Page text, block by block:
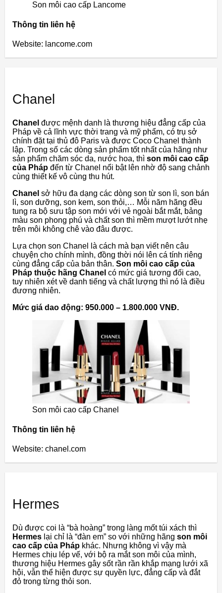
Son môi cao cấp Lancome
Thông tin liên hệ
Website: lancome.com
Chanel
Chanel được mệnh danh là thương hiệu đẳng cấp của
Pháp về cả lĩnh vực thời trang và mỹ phẩm, có trụ sở
chính đặt tại thủ đô Paris và được Coco Chanel thành
lập. Trong số các dòng sản phẩm tốt nhất của hãng như
sản phẩm chăm sóc da, nước hoa, thì son môi cao cấp
của Pháp đến từ Chanel nổi bật lên nhờ độ sang chảnh
cùng thiết kế vô cùng thu hút.
Chanel sở hữu đa dạng các dòng son từ son lì, son bán
lì, son dưỡng, son kem, son thỏi,… Mỗi năm hãng đều
tung ra bộ sưu tập son mới với vẻ ngoài bắt mắt, bảng
màu son phong phú và chất son thì mềm mượt lướt nhẹ
trên môi không chê vào đâu được.
Lựa chọn son Chanel là cách mà bạn viết nên câu
chuyện cho chính mình, đồng thời nói lên cá tính riêng
cùng đẳng cấp của bản thân. Son môi cao cấp của
Pháp thuộc hãng Chanel có mức giá tương đối cao,
tuy nhiên xét về danh tiếng và chất lượng thì nó là điều
đương nhiên.
Mức giá dao động: 950.000 – 1.800.000 VNĐ.
Son môi cao cấp Chanel
Thông tin liên hệ
Website: chanel.com
Hermes
Dù được coi là “bà hoàng” trong làng mốt túi xách thì
Hermes lại chỉ là “đàn em” so với những hãng son môi
cao cấp của Pháp khác. Nhưng không vì vậy mà
Hermes chịu lép vế, với bộ ra mắt son môi của mình,
thương hiệu Hermes gây sốt rần rần khắp mạng lưới xã
hội, vẫn thể hiện được sự quyền lực, đẳng cấp và đắt
đỏ trong từng thỏi son.